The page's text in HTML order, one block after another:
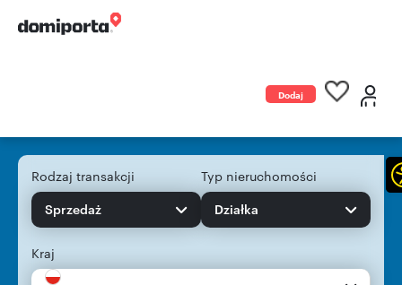
Dodaj
Rodzaj transakcji
Sprzedaż
Typ nieruchomości
Działka
Kraj